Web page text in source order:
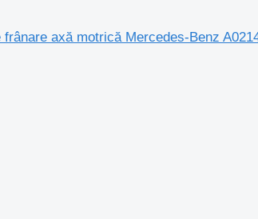
axă motrică Mercedes-Benz